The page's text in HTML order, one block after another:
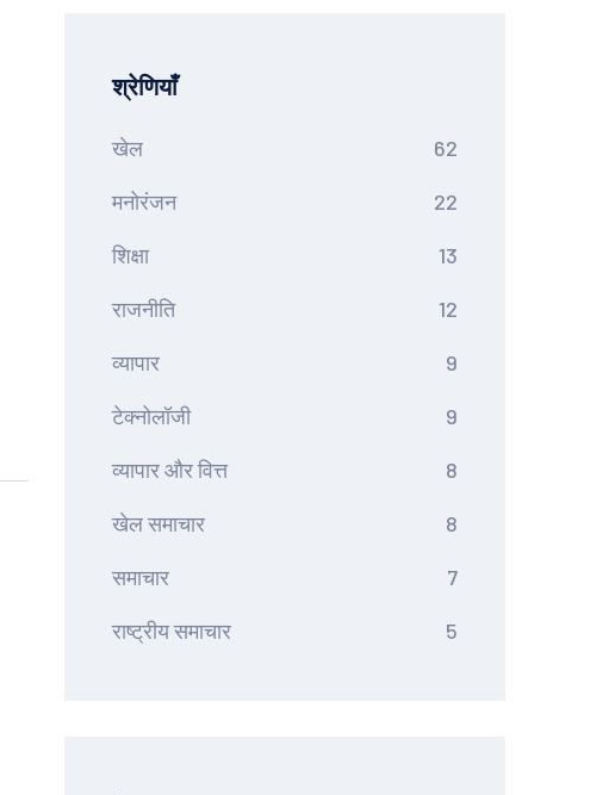
श्रेणियाँ
खेल 62
मनोरंजन 22
शिक्षा 13
राजनीति 12
व्यापार 9
टेक्नोलॉजी 9
व्यापार और वित्त 8
खेल समाचार 8
समाचार 7
राष्ट्रीय समाचार 5